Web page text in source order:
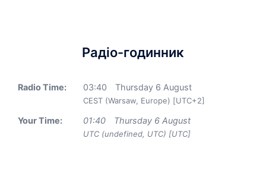
Радіо-годинник
Radio Time: 03:40 Thursday 6 August
CEST (Warsaw, Europe) [UTC+2]
Your Time: 01:40 Thursday 6 August
UTC (undefined, UTC) [UTC]